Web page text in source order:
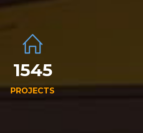
1550
PROJECTS